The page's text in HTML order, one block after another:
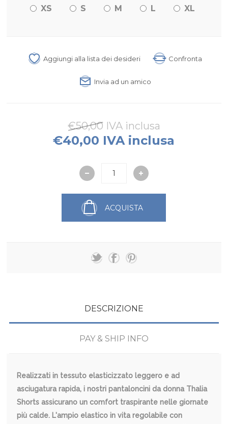
XS S M L XL
Aggiungi alla lista dei desideri Confronta
Invia ad un amico
€50,00 IVA inclusa
€40,00 IVA inclusa
ACQUISTA
DESCRIZIONE
PAY & SHIP INFO
Realizzati in tessuto elasticizzato leggero e ad
asciugatura rapida, i nostri pantaloncini da donna Thalia
Shorts assicurano un comfort traspirante nelle giornate
più calde. L'ampio elastico in vita regolabile con